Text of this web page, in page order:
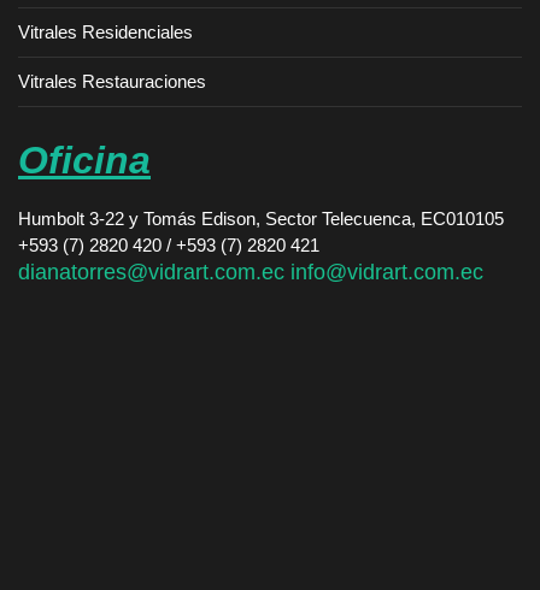
Vitrales Residenciales
Vitrales Restauraciones
Oficina
Humbolt 3-22 y Tomás Edison, Sector Telecuenca, EC010105
+593 (7) 2820 420 / +593 (7) 2820 421
dianatorres@vidrart.com.ec info@vidrart.com.ec